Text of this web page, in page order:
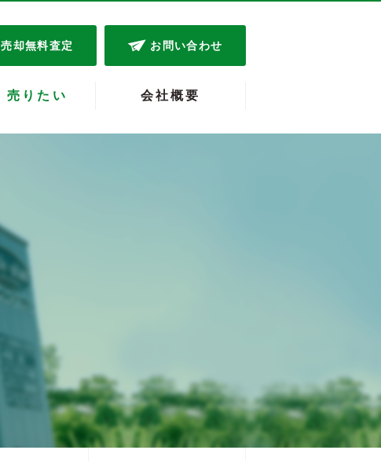
売却無料査定 お問い合わせ
売りたい 会社概要